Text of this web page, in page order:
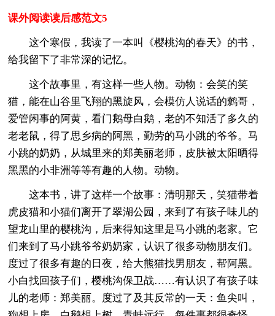
课外阅读读后感范文5
这个寒假，我读了一本叫《樱桃沟的春天》的书，
给我留下了非常深的记忆。
这个故事里，有这样一些人物。动物：会笑的笑
猫，能在山谷里飞翔的黑旋风，会模仿人说话的鹩哥，
爱管闲事的阿黄，看门鹅母白鹅，老的不知活了多久的
老老鼠，得了思乡病的阿黑，勤劳的马小跳的爷爷。马
小跳的奶奶，从城里来的郑美丽老师，皮肤被太阳晒得
黑黑的小非洲等等有趣的人物。动物。
这本书，讲了这样一个故事：清明那天，笑猫带着
虎皮猫和小猫们离开了翠湖公园，来到了有孩子味儿的
望龙山里的樱桃沟，后来得知这里是马小跳的老家。它
们来到了马小跳爷爷奶奶家，认识了很多动物朋友们。
度过了很多有趣的日夜，给大熊猫找男朋友，帮阿黑。
小白找回孩子们，樱桃沟保卫战……有认识了有孩子味
儿的老师：郑美丽。度过了及其反常的一天：鱼尖叫，